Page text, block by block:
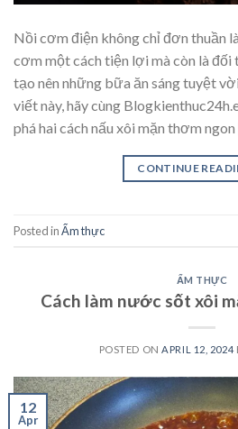
Nồi cơm điện không chỉ đơn thuần
cơm một cách tiện lợi mà còn là
tạo nên những bữa ăn sáng tuyệt
viết này, hãy cùng
phá hai cách nấu xôi mặn thơm
CONTINUE
Posted inẨm thực
ẨM THỰC
Cách làm nước sốt xôi
POSTED ONAPRIL 12, 2024
12
Apr